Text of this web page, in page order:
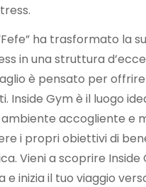
ha trasformato la
in una struttura
è pensato per offrire
Inside Gym è il luogo
accogliente e
i propri obiettivi di
Vieni a scoprire Inside
e inizia il tuo viaggio